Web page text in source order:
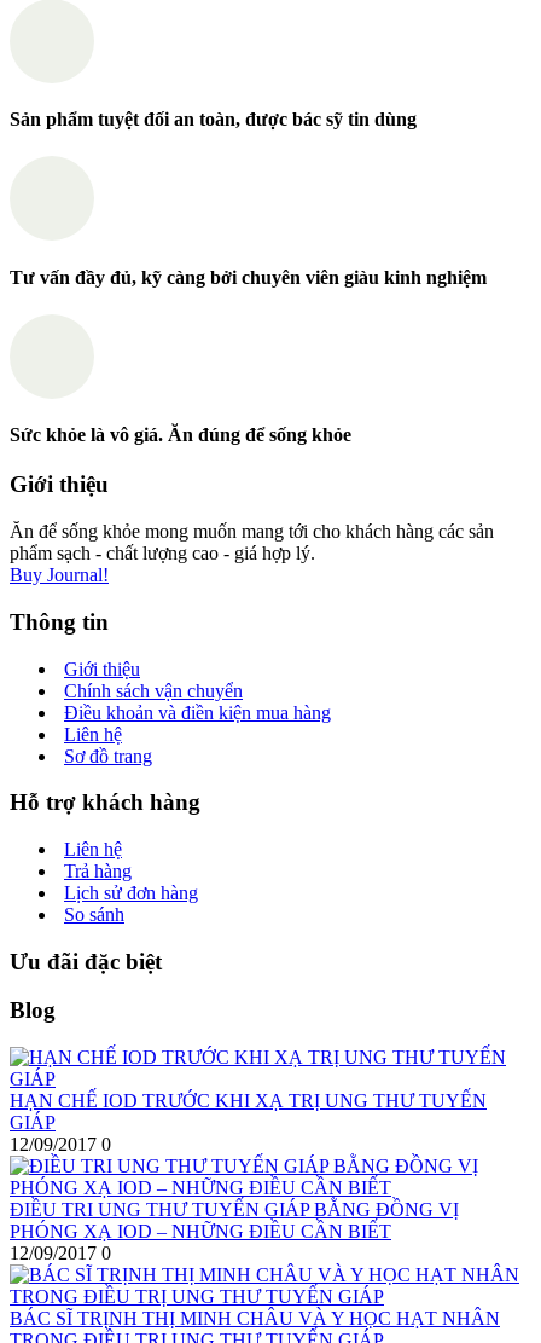
Sản phẩm tuyệt đối an toàn, được bác sỹ tin dùng
Tư vấn đầy đủ, kỹ càng bởi chuyên viên giàu kinh nghiệm
Sức khỏe là vô giá. Ăn đúng để sống khỏe
Giới thiệu
Ăn để sống khỏe mong muốn mang tới cho khách hàng các sản
phẩm sạch - chất lượng cao - giá hợp lý.
Buy Journal!
Thông tin
Giới thiệu
Chính sách vận chuyển
Điều khoản và điền kiện mua hàng
Liên hệ
Sơ đồ trang
Hỗ trợ khách hàng
Liên hệ
Trả hàng
Lịch sử đơn hàng
So sánh
Ưu đãi đặc biệt
Blog
HẠN CHẾ IOD TRƯỚC KHI XẠ TRỊ UNG THƯ TUYẾN
GIÁP
12/09/2017 0
ĐIỀU TRI UNG THƯ TUYẾN GIÁP BẰNG ĐỒNG VỊ
PHÓNG XẠ IOD – NHỮNG ĐIỀU CẦN BIẾT
12/09/2017 0
BÁC SĨ TRỊNH THỊ MINH CHÂU VÀ Y HỌC HẠT NHÂN